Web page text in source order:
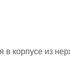
в корпусе из